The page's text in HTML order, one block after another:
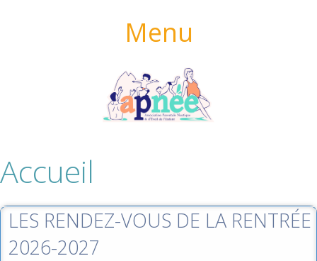
Menu
Accueil
LES RENDEZ-VOUS DE LA RENTRÉE
2026-2027